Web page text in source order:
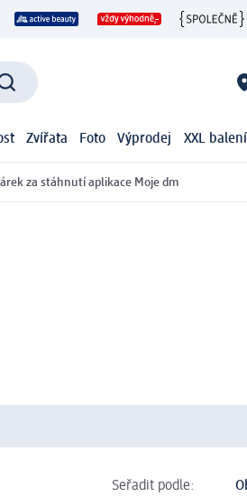
Zvířata Foto Výprodej XXL balení
za stáhnutí aplikace Moje dm
Seřadit podle: